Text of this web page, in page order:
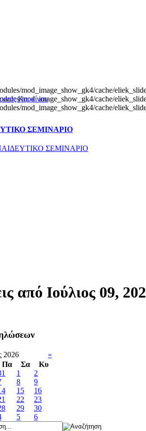
mod_image_show_gk4/cache/
mod_image_show_gk4/cache/
mod_image_show_gk4/cache/
Καρκίνου
ΣΕΜΙΝΑΡΙΟ
από Ιούλιος 09,
2026
»
Πα Σα
Κυ
1
2
8
9
15
16
22
23
29
30
5
6